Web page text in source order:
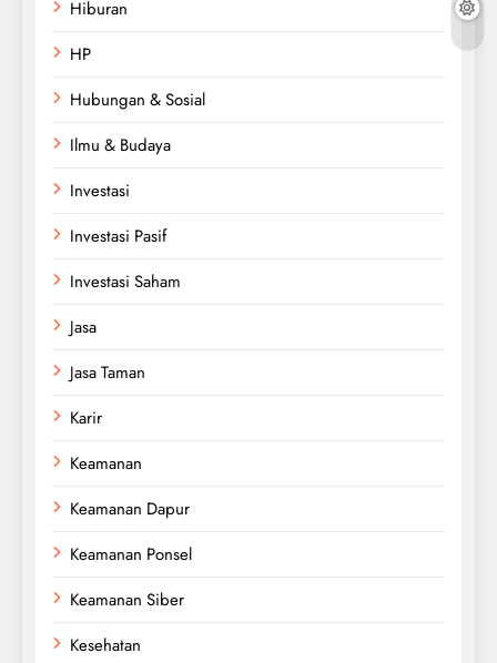
Hiburan
HP
Hubungan & Sosial
Ilmu & Budaya
Investasi
Investasi Pasif
Investasi Saham
Jasa
Jasa Taman
Karir
Keamanan
Keamanan Dapur
Keamanan Ponsel
Keamanan Siber
Kesehatan